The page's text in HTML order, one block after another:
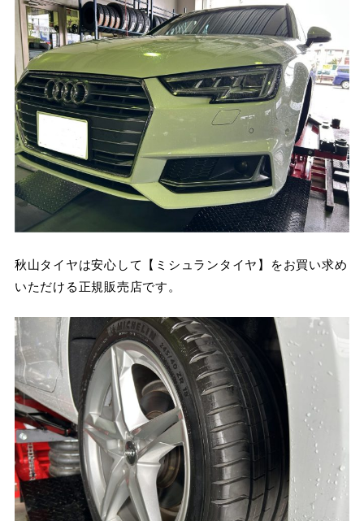
秋山タイヤは安心して【ミシュランタイヤ】をお買い求め
いただける正規販売店です。